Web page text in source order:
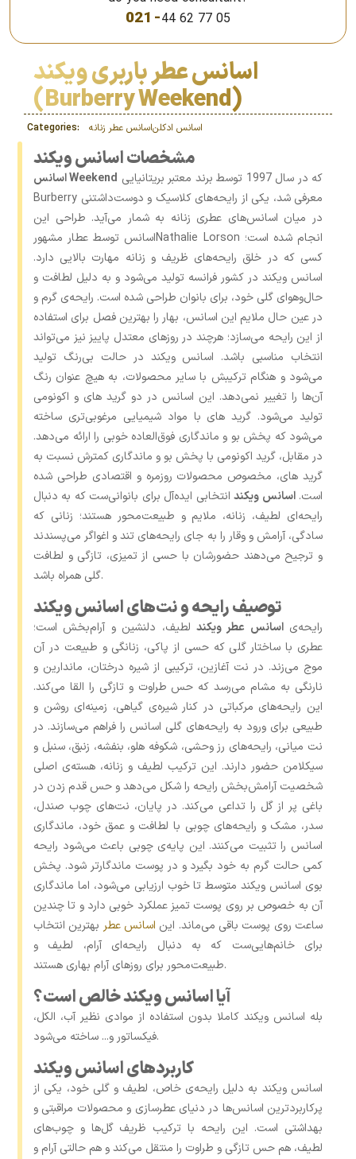
021 -44 62 77 05
اسانس عطر باربری ویکند
(Burberry Weekend)
Categories: اسانس عطر زنانهاسانس‌ ادکلن
مشخصات اسانس ویکند
اسانس Weekend
Burberry معرفی شد، یکی از رایحه‌های کلاسیک و دوست‌داشتنی
در میان اسانس‌های عطری زنانه به ‌شمار می‌آید. طراحی این
اسانس توسط عطار مشهورNathalie Lorson انجام شده است؛
کسی که در خلق رایحه‌های ظریف و زنانه مهارت بالایی دارد.
اسانس ویکند در کشور فرانسه تولید می‌شود و به دلیل لطافت و
حال‌وهوای گلی خود، برای بانوان طراحی شده است. رایحه‌ی گرم و
در عین حال ملایم این اسانس، بهار را بهترین فصل برای استفاده
از این رایحه می‌سازد؛ هرچند در روزهای معتدل پاییز نیز می‌تواند
انتخاب مناسبی باشد. اسانس ویکند در حالت بی‌رنگ تولید
می‌شود و هنگام ترکیبش با سایر محصولات، به هیچ عنوان رنگ
آن‌ها را تغییر نمی‌دهد. این اسانس در دو گرید های و اکونومی
تولید می‌شود. گرید های با مواد شیمیایی مرغوبی‌تری ساخته
می‌شود که پخش بو و ماندگاری فوق‌العاده‌ خوبی را ارائه می‌دهد.
در مقابل، گرید اکونومی با پخش بو و ماندگاری کمترش نسبت به
گرید های، مخصوص محصولات روزمره و اقتصادی طراحی شده
است.اسانس ویکندانتخابی ایده‌آل برای بانوانی‌ست که به دنبال
رایحه‌ای لطیف، زنانه، ملایم و طبیعت‌محور هستند؛ زنانی که
سادگی، آرامش و وقار را به‌ جای رایحه‌های تند و اغواگر می‌پسندند
و ترجیح می‌دهند حضورشان با حسی از تمیزی، تازگی و لطافت
گلی همراه باشد.
توصیف رایحه و نت‌های اسانس ویکند
رایحه‌یاسانس عطر ویکند لطیف، دلنشین و آرام‌بخش است؛
عطری با ساختار گلی که حسی از پاکی، زنانگی و طبیعت در آن
موج می‌زند. در نت آغازین، ترکیبی از شیره درختان، ماندارین و
نارنگی به مشام می‌رسد که حس طراوت و تازگی را القا می‌کند.
این رایحه‌های مرکباتی در کنار شیره‌ی گیاهی، زمینه‌ای روشن و
طبیعی برای ورود به رایحه‌های گلی اسانس را فراهم می‌سازند. در
نت میانی، رایحه‌های رز وحشی، شکوفه هلو، بنفشه، زنبق، سنبل و
سیکلامن حضور دارند. این ترکیب لطیف و زنانه، هسته‌ی اصلی
شخصیت آرامش‌بخش رایحه را شکل می‌دهد و حس قدم زدن در
باغی پر از گل را تداعی می‌کند. در پایان، نت‌های چوب صندل،
سدر، مشک و رایحه‌های چوبی با لطافت و عمق خود، ماندگاری
اسانس را تثبیت می‌کنند. این پایه‌ی چوبی باعث می‌شود رایحه
کمی حالت گرم به خود بگیرد و در پوست ماندگارتر شود. پخش
بوی اسانس ویکند متوسط تا خوب ارزیابی می‌شود، اما ماندگاری
آن به ‌خصوص بر روی پوست تمیز عملکرد خوبی دارد و تا چندین
ساعت روی پوست باقی می‌ماند. این اسانس عطر بهترین انتخاب
برای خانم‌هایی‌ست که به دنبال رایحه‌ای آرام، لطیف و
طبیعت‌محور برای روزهای آرام بهاری هستند.
آیا اسانس ویکند خالص است؟
بله اسانس ویکند کاملا بدون استفاده از موادی نظیر آب، الکل،
فیکساتور و... ساخته می‌شود.
کاربردهای اسانس ویکند
اسانس ویکند به دلیل رایحه‌ی خاص، لطیف و گلی خود، یکی از
پرکاربردترین اسانس‌ها در دنیای عطرسازی و محصولات مراقبتی و
بهداشتی است. این رایحه با ترکیب ظریف گل‌ها و چوب‌های
لطیف، هم حس تازگی و طراوت را منتقل می‌کند و هم حالتی آرام و